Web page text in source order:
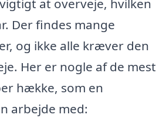
at overveje, hvilken
Der findes mange
og ikke alle kræver den
Her er nogle af de mest
hække, som en
arbejde med: